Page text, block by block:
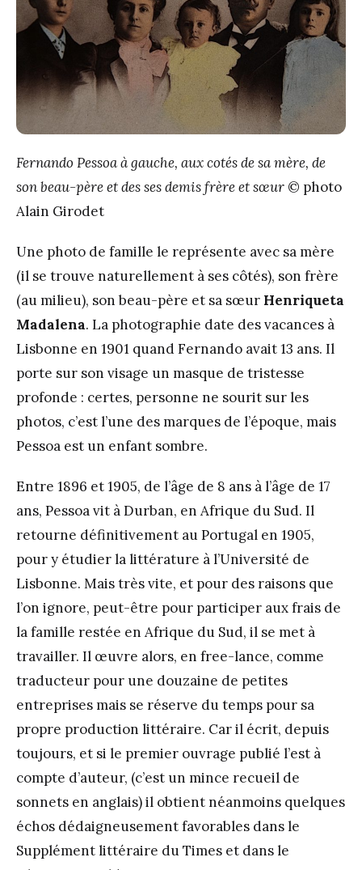
Fernando Pessoa à gauche, aux cotés de sa mère, de
son beau-père et des ses demis frère et sœur © photo
Alain Girodet
Une photo de famille le représente avec sa mère
(il se trouve naturellement à ses côtés), son frère
(au milieu), son beau-père et sa sœur Henriqueta
Madalena. La photographie date des vacances à
Lisbonne en 1901 quand Fernando avait 13 ans. Il
porte sur son visage un masque de tristesse
profonde : certes, personne ne sourit sur les
photos, c’est l’une des marques de l’époque, mais
Pessoa est un enfant sombre.
Entre 1896 et 1905, de l’âge de 8 ans à l’âge de 17
ans, Pessoa vit à Durban, en Afrique du Sud. Il
retourne définitivement au Portugal en 1905,
pour y étudier la littérature à l’Université de
Lisbonne. Mais très vite, et pour des raisons que
l’on ignore, peut-être pour participer aux frais de
la famille restée en Afrique du Sud, il se met à
travailler. Il œuvre alors, en free-lance, comme
traducteur pour une douzaine de petites
entreprises mais se réserve du temps pour sa
propre production littéraire. Car il écrit, depuis
toujours, et si le premier ouvrage publié l’est à
compte d’auteur, (c’est un mince recueil de
sonnets en anglais) il obtient néanmoins quelques
échos dédaigneusement favorables dans le
Supplément littéraire du Times et dans le